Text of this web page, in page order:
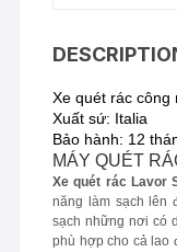
Xe quét rác công
Xuất sứ: Italia
Bảo hành: 12
MÁY QUÉT
Xe quét rác Lavor
năng làm sạch lên
sạch những nơi có
phù hợp cho cả lao